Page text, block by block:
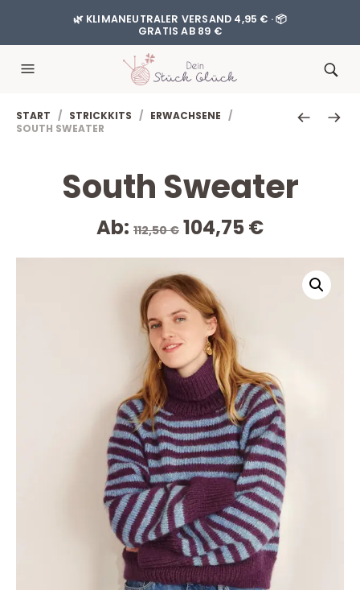
🌿 KLIMANEUTRALER VERSAND 4,95 € · 📦
GRATIS AB 89 €
START / STRICKKITS / ERWACHSENE /
SOUTH SWEATER
South Sweater
Ab: 112,50€ Ursprünglicher
Preis
war:
112,50 €
104,75€Aktueller
ist:
104,75 €.